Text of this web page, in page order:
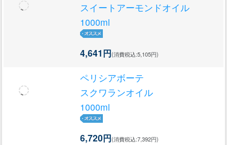
スイートアーモンドオイル
1000ml
4,641円(消費税込:5,105円)
ペリシアボーテ
スクワランオイル
1000ml
6,720円(消費税込:7,392円)